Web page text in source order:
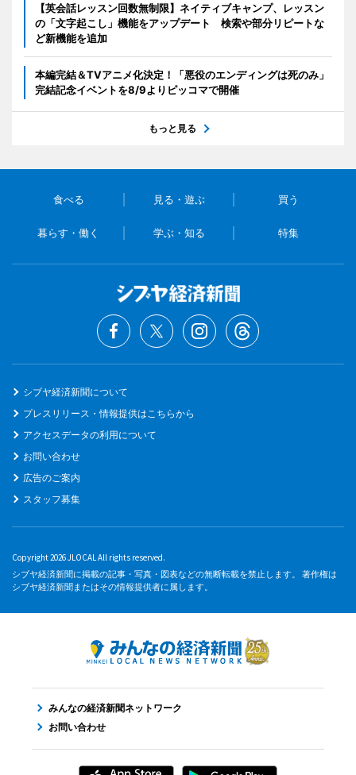
【英会話レッスン回数無制限】ネイティブキャンプ、レッスン
の「文字起こし」機能をアップデート 検索や部分リピートな
ど新機能を追加
本編完結＆TVアニメ化決定！「悪役のエンディングは死のみ」
完結記念イベントを8/9よりピッコマで開催
もっと見る
食べる 見る・遊ぶ 買う
暮らす・働く 学ぶ・知る 特集
シブヤ経済新聞について
プレスリリース・情報提供はこちらから
アクセスデータの利用について
お問い合わせ
広告のご案内
スタッフ募集
Copyright 2026 JLOCAL All rights reserved.
シブヤ経済新聞に掲載の記事・写真・図表などの無断転載を禁止します。 著作権は
シブヤ経済新聞またはその情報提供者に属します。
みんなの経済新聞ネットワーク
お問い合わせ